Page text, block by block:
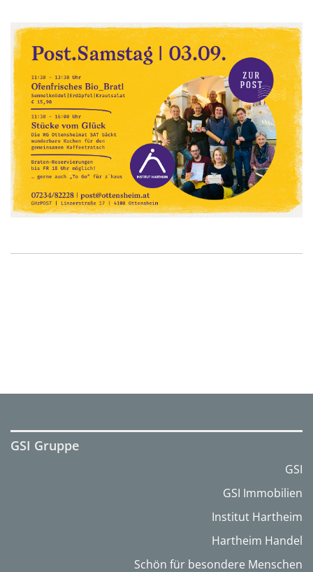
GSI Gruppe
GSI
GSI Immobilien
Institut Hartheim
Hartheim Handel
Schön für besondere Menschen